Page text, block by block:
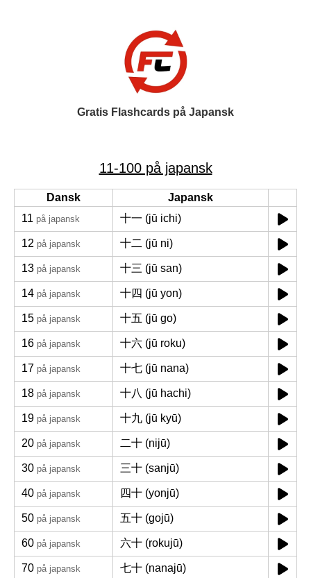
Gratis Flashcards på Japansk
11-100 på japansk
Dansk
Japansk
11 på japansk 十一 (jū ichi)
12 på japansk 十二 (jū ni)
13 på japansk 十三 (jū san)
14 på japansk 十四 (jū yon)
15 på japansk 十五 (jū go)
16 på japansk 十六 (jū roku)
17 på japansk 十七 (jū nana)
18 på japansk 十八 (jū hachi)
19 på japansk 十九 (jū kyū)
20 på japansk 二十 (nijū)
30 på japansk 三十 (sanjū)
40 på japansk 四十 (yonjū)
50 på japansk 五十 (gojū)
60 på japansk 六十 (rokujū)
70 på japansk 七十 (nanajū)